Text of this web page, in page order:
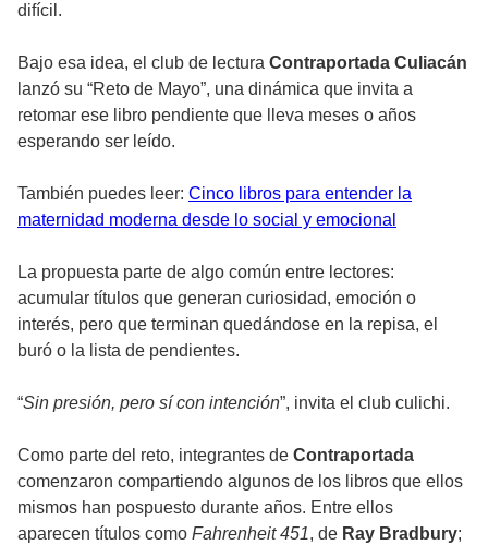
difícil.
Bajo esa idea, el club de lectura Contraportada Culiacán
lanzó su “Reto de Mayo”, una dinámica que invita a
retomar ese libro pendiente que lleva meses o años
esperando ser leído.
También puedes leer: Cinco libros para entender la
maternidad moderna desde lo social y emocional
La propuesta parte de algo común entre lectores:
acumular títulos que generan curiosidad, emoción o
interés, pero que terminan quedándose en la repisa, el
buró o la lista de pendientes.
“Sin presión, pero sí con intención”, invita el club culichi.
Como parte del reto, integrantes de Contraportada
comenzaron compartiendo algunos de los libros que ellos
mismos han pospuesto durante años. Entre ellos
aparecen títulos como Fahrenheit 451, de Ray Bradbury;